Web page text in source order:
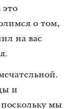
о том,
на вас
и
мы